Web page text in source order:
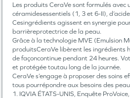
Les produits CeraVe sont formulés avec
céramidesessentiels (1, 3 et 6-II),
Cesingrédients agissent en synergie
barrièreprotectrice de la peau.
Grâce à la technologie MVE (Emulsion
produitsCeraVe libèrent les ingrédients
de façoncontinue pendant 24 heures.
et protégée toutau long de la journée.
CeraVe s’engage à proposer des soins
tous pourrépondre aux besoins des
1. IQVIA ÉTATS-UNIS, Enquête